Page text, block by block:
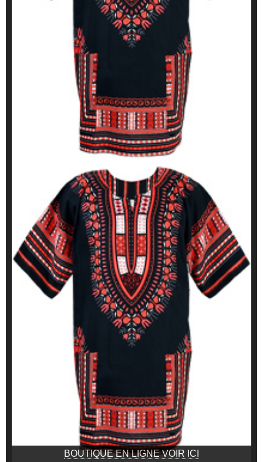
BOUTIQUE EN LIGNE VOIR ICI